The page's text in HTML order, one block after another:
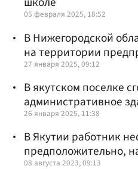
05 февраля 2025, 18:52
В Нижегородской
на территории
27 января 2025, 09:12
В якутском поселке
административное
26 января 2025, 11:38
В Якутии работник
предположительно,
08 августа 2023, 09:13